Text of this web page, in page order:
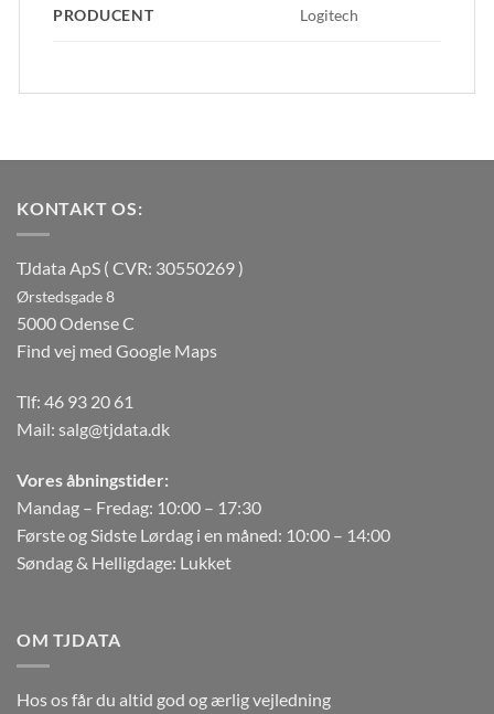
PRODUCENT Logitech
KONTAKT OS:
TJdata ApS ( CVR: 30550269 )
Ørstedsgade 8
5000 Odense C
Find vej med Google Maps
Tlf: 46 93 20 61
Mail: salg@tjdata.dk
Vores åbningstider:
Mandag – Fredag: 10:00 – 17:30
Første og Sidste Lørdag i en måned: 10:00 – 14:00
Søndag & Helligdage: Lukket
OM TJDATA
Hos os får du altid god og ærlig vejledning